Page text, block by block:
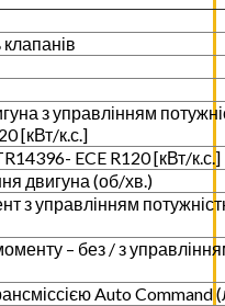
клапанів
з управлінням
[кВт/к.с.]
ECE R120 [кВт/к.с.]
двигуна (об/хв.)
з управлінням
– без / з
Auto Command